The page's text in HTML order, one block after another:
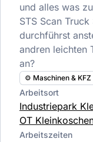
und alles was
STS Scan
durchführst
andren leichten
an?
⚙️ Maschinen & KFZ
Arbeitsort
Industriepark
OT
Arbeitszeiten